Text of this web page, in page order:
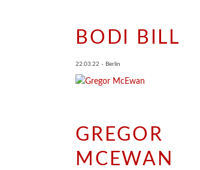
BODI BILL
22.03.22 - Berlin
GREGOR
MCEWAN